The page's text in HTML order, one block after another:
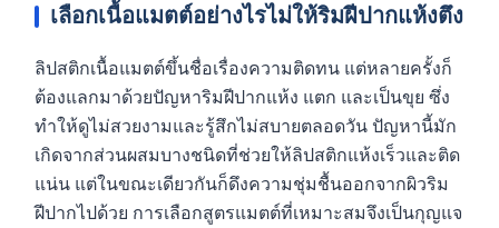
เลือกเนื้อแมตต์อย่างไรไม่ให้ริมฝีปากแห้งตึง
ลิปสติกเนื้อแมตต์ขึ้นชื่อเรื่องความติดทน แต่หลายครั้งก็
ต้องแลกมาด้วยปัญหาริมฝีปากแห้ง แตก และเป็นขุย ซึ่ง
ทำให้ดูไม่สวยงามและรู้สึกไม่สบายตลอดวัน ปัญหานี้มัก
เกิดจากส่วนผสมบางชนิดที่ช่วยให้ลิปสติกแห้งเร็วและติด
แน่น แต่ในขณะเดียวกันก็ดึงความชุ่มชื้นออกจากผิวริม
ฝีปากไปด้วย การเลือกสูตรแมตต์ที่เหมาะสมจึงเป็นกุญแจ